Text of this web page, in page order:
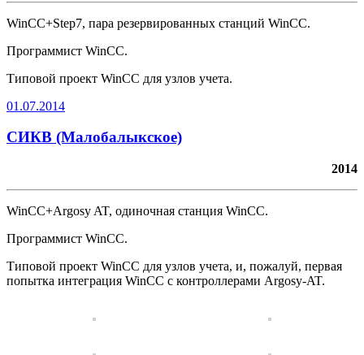
WinCC+Step7, пара резервированных станций WinCC.
Программист WinCC.
Типовой проект WinCC для узлов учета.
01.07.2014
СИКВ (Малобалыкское)
2014
WinCC+Argosy AT, одиночная станция WinCC.
Программист WinCC.
Типовой проект WinCC для узлов учета, и, пожалуй, первая
попытка интеграция WinCC с контроллерами Argosy-AT.